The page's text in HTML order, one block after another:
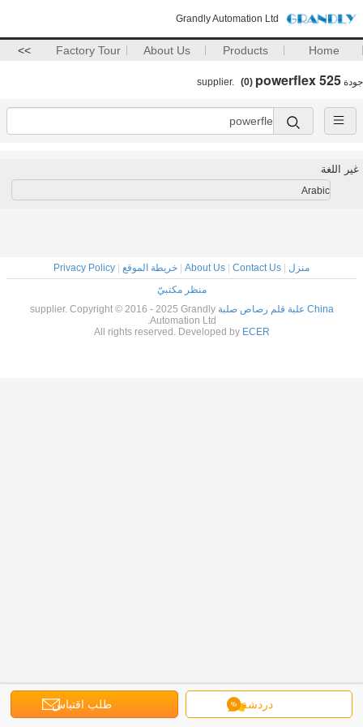
Grandly Automation Ltd
Home
Products
About Us
Factory Tour
>>
جودة powerflex 525
(0)
دردشة طلب اقتباس
غير اللغة
Arabic
منزل About Us Contact Us خريطة الموقع
Privacy Policy
منظر مكتبيّ
China علبة قلم رصاص صلبة
supplier. Copyright © 2016 - 2025 Grandly
Automation Ltd.
All rights reserved. Developed by ECER